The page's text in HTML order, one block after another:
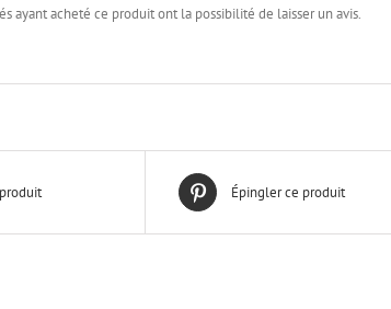
ayant acheté ce produit ont la possibilité de laisser un avis.
Épingler ce produit